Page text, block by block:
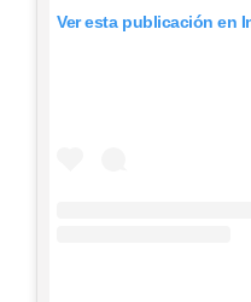
Ver esta publicación en